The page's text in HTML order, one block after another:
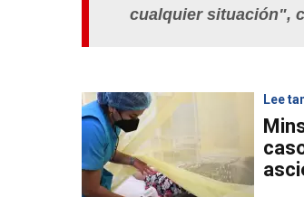
cualquier situación",
Lee